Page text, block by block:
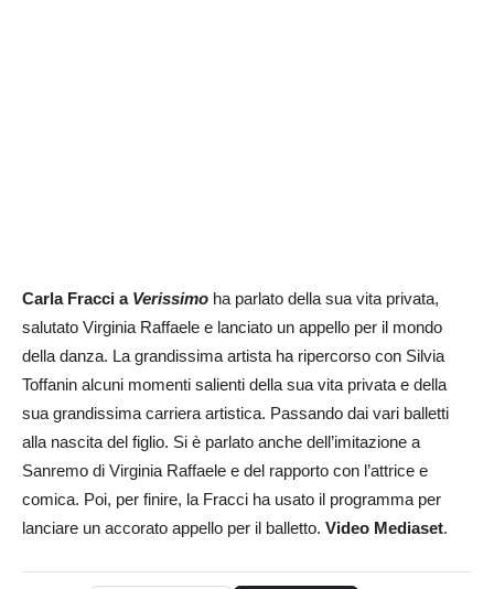
Carla Fracci a Verissimo ha parlato della sua vita privata,
salutato Virginia Raffaele e lanciato un appello per il mondo
della danza. La grandissima artista ha ripercorso con Silvia
Toffanin alcuni momenti salienti della sua vita privata e della
sua grandissima carriera artistica. Passando dai vari balletti
alla nascita del figlio. Si è parlato anche dell’imitazione a
Sanremo di Virginia Raffaele e del rapporto con l’attrice e
comica. Poi, per finire, la Fracci ha usato il programma per
lanciare un accorato appello per il balletto. Video Mediaset.